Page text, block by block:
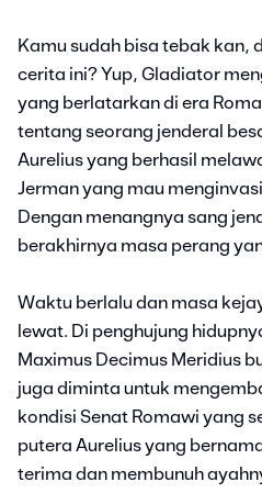
Kamu sudah bisa tebak kan,
cerita ini? Yup, Gladiator
yang berlatarkan di era
tentang seorang jenderal
Aurelius yang berhasil
Jerman yang mau
Dengan menangnya sang
berakhirnya masa perang
Waktu berlalu dan masa
lewat. Di penghujung
Maximus Decimus Meridius
juga diminta untuk
kondisi Senat Romawi yang
putera Aurelius yang
terima dan membunuh